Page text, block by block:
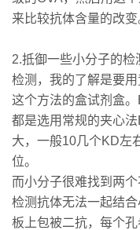
来比较抗体含量的改变
2.抵御一些小分子的
检测，我的了解是要
这个方法的盒试剂盒
都是选用常规的夹心
大，一般10几个KD左
位。
而小分子很难找到两
检测抗体无法一起结
板上包被二抗，每个